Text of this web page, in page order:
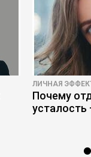
ЛИЧНАЯ
Почему